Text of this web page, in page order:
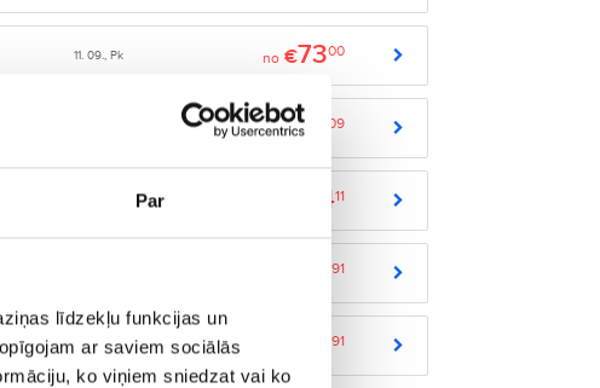
Par
līdzekļu funkcijas un
ar saviem sociālās
ko viņiem sniedzat vai ko
11. 09., Pk no €7300
no €73 09
7411
91
28. 11., S 91